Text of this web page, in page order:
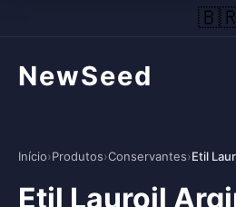
NewSeed
Início›Produtos›Conservantes›Etil
Etil Lauroil